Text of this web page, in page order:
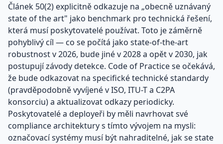
Článek 50(2) explicitně odkazuje na „obecně uznávaný
state of the art" jako benchmark pro technická řešení,
která musí poskytovatelé používat. Toto je záměrně
pohyblivý cíl — co se počítá jako state-of-the-art
robustnost v 2026, bude jiné v 2028 a opět v 2030, jak
postupují závody detekce. Code of Practice se očekává,
že bude odkazovat na specifické technické standardy
(pravděpodobně vyvíjené v ISO, ITU-T a C2PA
konsorciu) a aktualizovat odkazy periodicky.
Poskytovatelé a deployeři by měli navrhovat své
compliance architektury s tímto vývojem na mysli:
označovací systémy musí být nahraditelné, jak se state